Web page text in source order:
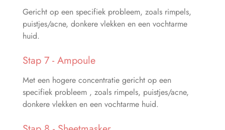
Gericht op een specifiek probleem, zoals rimpels,
puistjes/acne, donkere vlekken en een vochtarme
huid.
Stap 7 - Ampoule
Met een hogere concentratie gericht op een
specifiek probleem , zoals rimpels, puistjes/acne,
donkere vlekken en een vochtarme huid.